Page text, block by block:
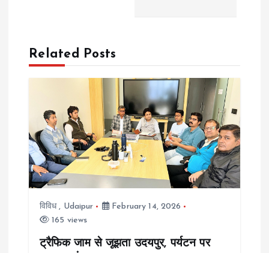
n
a
g
a
Related Posts
विविध, Udaipur
February 14, 2026
165 views
ट्रैफिक जाम से जूझता उदयपुर, पर्यटन पर